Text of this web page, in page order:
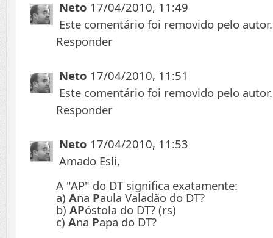
Neto 17/04/2010, 11:49
Este comentário foi removido pelo autor.
Responder
Neto 17/04/2010, 11:51
Este comentário foi removido pelo autor.
Responder
Neto 17/04/2010, 11:53
Amado Esli,
A "AP" do DT significa exatamente:
a) Ana Paula Valadão do DT?
b) APóstola do DT? (rs)
c) Ana Papa do DT?